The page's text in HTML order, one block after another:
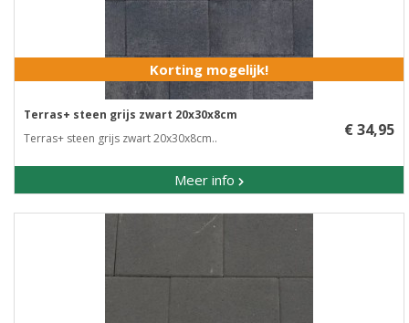
Korting mogelijk!
Terras+ steen grijs zwart 20x30x8cm
Terras+ steen grijs zwart 20x30x8cm..
Meer info
€ 34,95